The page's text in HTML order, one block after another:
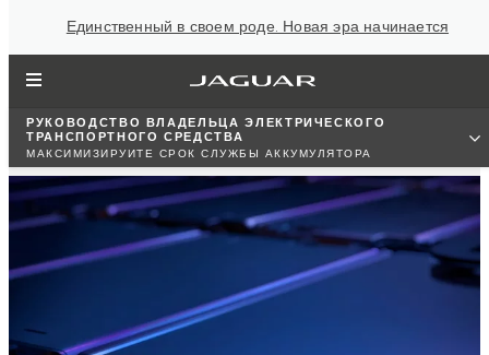
Единственный в своем роде. Новая эра начинается
РУКОВОДСТВО ВЛАДЕЛЬЦА ЭЛЕКТРИЧЕСКОГО
ТРАНСПОРТНОГО СРЕДСТВА
МАКСИМИЗИРУЙТЕ СРОК СЛУЖБЫ АККУМУЛЯТОРА